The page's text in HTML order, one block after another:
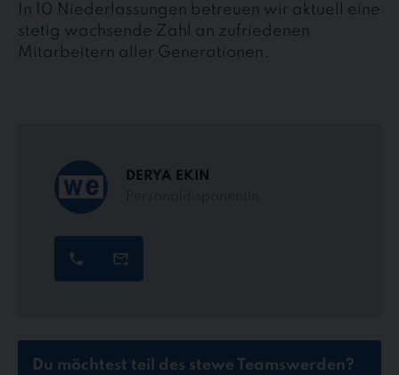
In 10 Niederlassungen betreuen wir aktuell eine
stetig wachsende Zahl an zufriedenen
Mitarbeitern aller Generationen.
DERYA EKIN
Du möchtest teil des stewe Teamswerden?